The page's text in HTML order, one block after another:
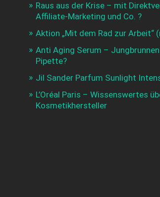
Raus aus der Krise – mit
Affiliate-Marketing und Co. ?
Aktion „Mit dem Rad zur Arbeit“
Anti Aging Serum –
Pipette?
Jil Sander Parfum Sunlight
L’Oréal Paris – Wissenswertes
Kosmetikhersteller